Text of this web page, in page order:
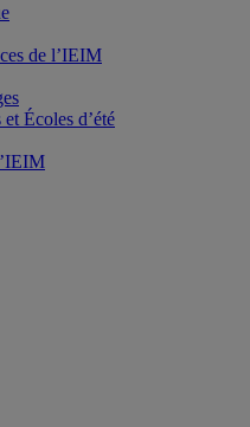
de l’IEIM
Écoles d’été